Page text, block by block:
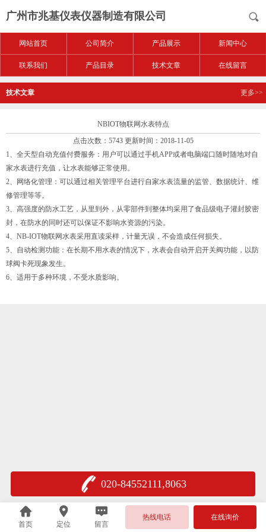
广州市兆基仪表仪器制造有限公司
网站首页 公司简介 产品展示 新闻中心
联系我们 产品目录 技术文章 在线留言
技术文章 更多>>
NBIOT物联网水表特点
点击次数：5743 更新时间：2018-11-05
1、全天型自动充值付费服务：用户可以通过手机APP或者电脑端口随时随地对自
家水表进行充值，让水表能够正常使用。
2、网络化管理：可以通过相关管理平台进行自家水表流量的监管、数据统计、维
修管理等等。
3、高强度的防水工艺，从里到外，从零部件到整体均采用了食品级电子灌封胶密
封，在防水的同时还可以保证不影响水资源的污染。
4、NB-IOT物联网水表采用直读采样，计量无误，不会造成任何损失。
5、自动检测功能：在长期不用水表的情况下，水表会自动开启开关阀功能，以防
球阀卡死现象发生。
6、适用于多种环境，不受水质影响。
020-84552111,8063
首页 定位 留言
热线电话 在线询价